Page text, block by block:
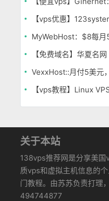
MyWebHost：$8每月
【免费域名】华夏名
VexxHost::月付5美元
【vps教程】Linux
关于本站
138vps推荐网是分享美
质vps和虚拟主机信息的
门教程。由苏苏负责打理
494744877